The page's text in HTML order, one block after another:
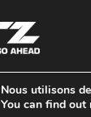
Nous utilisons
You can find